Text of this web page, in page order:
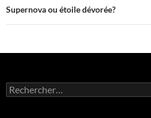
Supernova ou étoile dévorée?
Rechercher :